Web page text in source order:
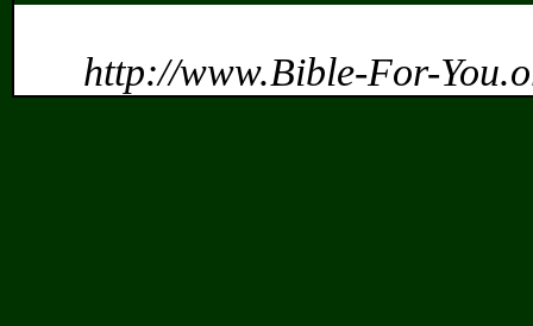
http://www.Bible-For-